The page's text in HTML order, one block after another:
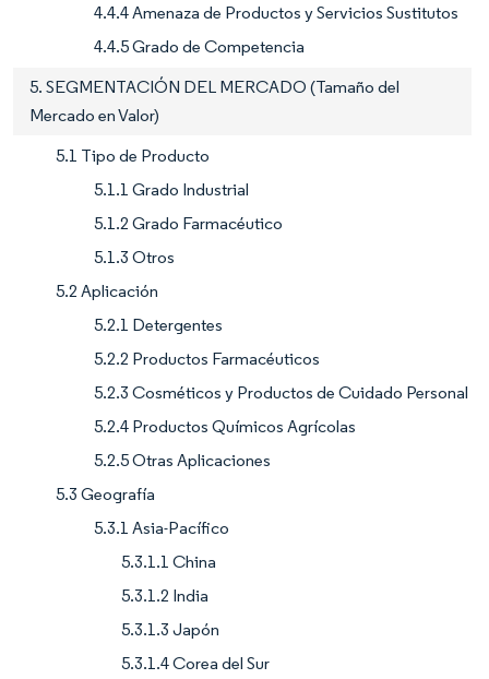
4.4.4 Amenaza de Productos y Servicios Sustitutos
4.4.5 Grado de Competencia
5. SEGMENTACIÓN DEL MERCADO (Tamaño del
Mercado en Valor)
5.1 Tipo de Producto
5.1.1 Grado Industrial
5.1.2 Grado Farmacéutico
5.1.3 Otros
5.2 Aplicación
5.2.1 Detergentes
5.2.2 Productos Farmacéuticos
5.2.3 Cosméticos y Productos de Cuidado Personal
5.2.4 Productos Químicos Agrícolas
5.2.5 Otras Aplicaciones
5.3 Geografía
5.3.1 Asia-Pacífico
5.3.1.1 China
5.3.1.2 India
5.3.1.3 Japón
5.3.1.4 Corea del Sur